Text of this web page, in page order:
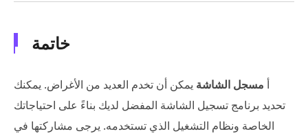
خاتمة
أ مسجل الشاشة يمكن أن تخدم العديد من الأغراض. يمكنك
تحديد برنامج تسجيل الشاشة المفضل لديك بناءً على احتياجاتك
الخاصة ونظام التشغيل الذي تستخدمه. يرجى مشاركتها في